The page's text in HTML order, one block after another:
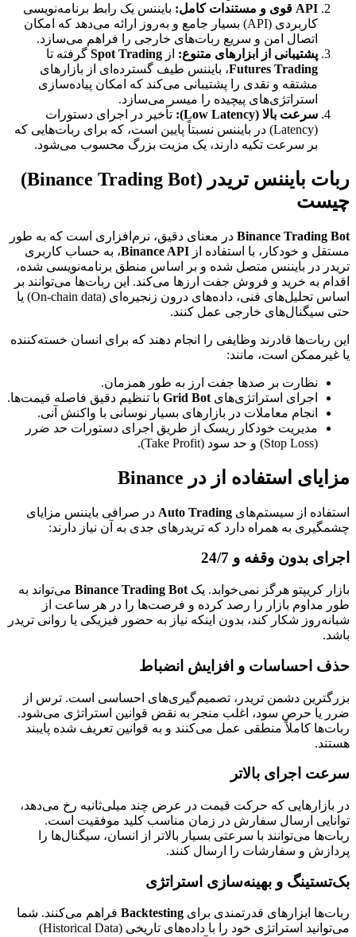
API قوی و مستندات کامل:
بایننس یک رابط برنامه‌نویسی
کاربردی (API) بسیار جامع و به‌روز ارائه می‌دهد که امکان
اتصال امن و سریع ربات‌های خارجی را فراهم می‌سازد.
پشتیبانی از ابزارهای متنوع: از Spot Trading گرفته تا
Futures Trading، بایننس طیف گسترده‌ای از بازارهای
مشتقه و نقدی را پشتیبانی می‌کند که امکان پیاده‌سازی
استراتژی‌های پیچیده را میسر می‌سازد.
سرعت بالا (Low Latency):
تأخیر در اجرای دستورات
(Latency) در بایننس نسبتاً پایین است، که برای ربات‌هایی که
بر سرعت تکیه دارند، یک مزیت بزرگ محسوب می‌شود.
ربات بایننس تریدر (Binance Trading Bot)
چیست
Binance Trading Bot در معنای دقیق، نرم‌افزاری است که به طور
مستقل و خودکار، با استفاده از Binance API، به حساب کاربری
تریدر در بایننس متصل شده و بر اساس منطق برنامه‌نویسی شده،
اقدام به خرید و فروش جفت ارزها می‌کند. این ربات‌ها می‌توانند بر
اساس تحلیل‌های فنی، داده‌های درون زنجیره‌ای (On-chain data) یا
حتی سیگنال‌های خارجی عمل کنند.
این ربات‌ها قادرند وظایفی را انجام دهند که برای انسان خسته‌کننده
یا غیرممکن است، مانند:
نظارت بر صدها جفت ارز به طور همزمان.
اجرای استراتژی‌های Grid Bot با تنظیم دقیق فاصله قیمت‌ها.
انجام معاملات در بازارهای بسیار نوسانی با واکنش آنی.
مدیریت خودکار ریسک از طریق اجرای دستورات حد ضرر
(Stop Loss) و حد سود (Take Profit).
مزایای استفاده از در Binance
استفاده از سیستم‌های Auto Trading در صرافی بایننس مزایای
چشمگیری به همراه دارد که تریدرهای جدی به آن نیاز دارند:
اجرای بدون وقفه و 24/7
بازار کریپتو هرگز نمی‌خوابد. یک Binance Trading Bot می‌تواند به
طور مداوم بازار را رصد کرده و فرصت‌ها را در هر ساعت از
شبانه‌روز شکار کند، بدون اینکه نیاز به حضور فیزیکی یا روانی تریدر
باشد.
حذف احساسات و افزایش انضباط
بزرگترین دشمن تریدر، تصمیم‌گیری‌های احساسی است. ترس از
ضرر یا حرص سود، اغلب منجر به نقض قوانین استراتژی می‌شود.
ربات‌ها کاملاً منطقی عمل می‌کنند و به قوانین تعریف شده پایبند
هستند.
سرعت اجرای بالاتر
در بازارهایی که حرکت قیمت در عرض چند میلی‌ثانیه رخ می‌دهد،
توانایی ارسال سفارش در زمان مناسب کلید موفقیت است.
ربات‌ها می‌توانند با سرعتی بسیار بالاتر از انسان، سیگنال‌ها را
پردازش و سفارشات را ارسال کنند.
بک‌تستینگ و بهینه‌سازی استراتژی
ربات‌ها ابزارهای قدرتمندی برای Backtesting فراهم می‌کنند. شما
می‌توانید استراتژی خود را با داده‌های تاریخی (Historical Data)